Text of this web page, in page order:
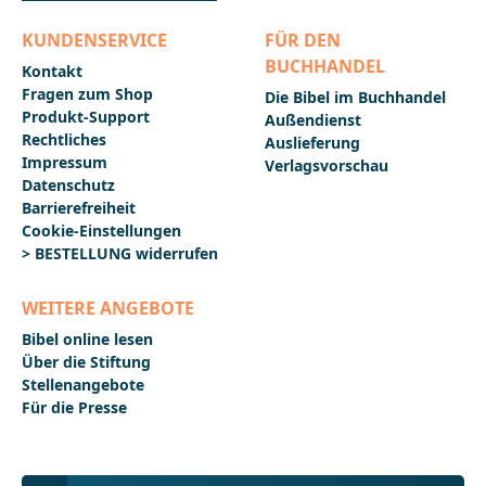
______________Bei Fragen zur Produktsicherheit
wenden Sie sich bitte an:Deutsche
BibelgesellschaftBalinger Str. 31 A70567
Stuttgartproduktsicherheit@dbg.de
KUNDENSERVICE
Kontakt
Fragen zum Shop
Produkt-Support
Rechtliches
Impressum
Datenschutz
Barrierefreiheit
Cookie-Einstellungen
> BESTELLUNG widerrufen
FÜR DEN
BUCHHANDEL
Die Bibel im Buchhandel
Außendienst
Auslieferung
Verlagsvorschau
WEITERE ANGEBOTE
Bibel online lesen
Über die Stiftung
Stellenangebote
Für die Presse